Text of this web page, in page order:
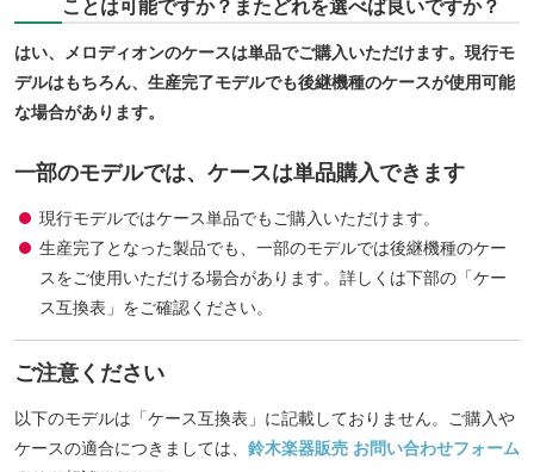
ことは可能ですか？またどれを選べば良いですか？
はい、メロディオンのケースは単品でご購入いただけます。現行モ
デルはもちろん、生産完了モデルでも後継機種のケースが使用可能
な場合があります。
一部のモデルでは、ケースは単品購入できます
現行モデルではケース単品でもご購入いただけます。
生産完了となった製品でも、一部のモデルでは後継機種のケー
スをご使用いただける場合があります。詳しくは下部の「ケー
ス互換表」をご確認ください。
ご注意ください
以下のモデルは「ケース互換表」に記載しておりません。ご購入や
ケースの適合につきましては、 鈴木楽器販売 お問い合わせフォーム